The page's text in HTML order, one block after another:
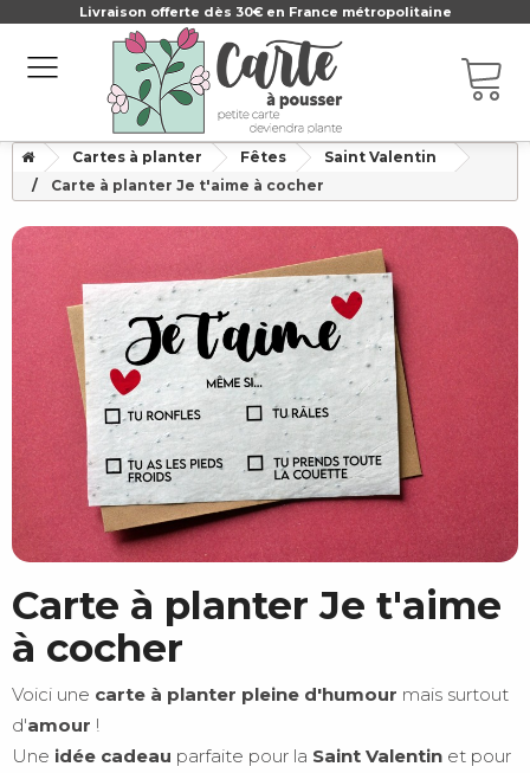
Livraison offerte dès 30€ en France métropolitaine
Cartes à planter Fêtes
Saint Valentin
Carte à planter Je t'aime à cocher
Carte à planter Je t'aime
à cocher
Voici une carte à planter pleine d'humour mais surtout
d'amour !
Une idée cadeau parfaite pour la Saint Valentin et pour